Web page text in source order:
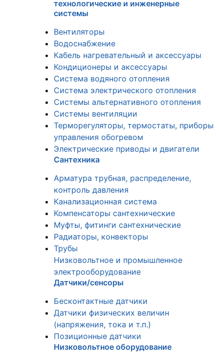
технологические и инженерные
системы
Вентиляторы
Водоснабжение
Кабель нагревательный и аксессуары
Кондиционеры и аксессуары
Система водяного отопления
Система электрического отопления
Системы альтернативного отопления
Системы вентиляции
Терморегуляторы, термостаты, приборы
управления обогревом
Электрические приводы и двигатели
Сантехника
Арматура трубная, распределение,
контроль давления
Канализационная система
Компенсаторы сантехнические
Муфты, фитинги сантехнические
Радиаторы, конвекторы
Трубы
Низковольтное и промышленное
электрооборудование
Датчики/сенсоры
Бесконтактные датчики
Датчики физических величин
(напряжения, тока и т.п.)
Позиционные датчики
Низковольтное оборудование